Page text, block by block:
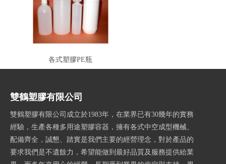
各式塑膠PE瓶
雙鶴塑膠有限公司
雙鶴塑膠有限公司成立於1983年，在業界已有30幾年的實務
經驗，生產各種多用途塑膠容器，擁有各式中空成型機械、
配備齊全，誠懇、踏實是我們主要的經營理念，對於產品的
要求我們是不遺餘力，希望能做到最好品質及服務提供給業